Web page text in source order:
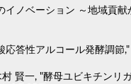
ノベーション ～地域貢
答性アルコール発酵調
賢一, "酵母ユビキチンリ